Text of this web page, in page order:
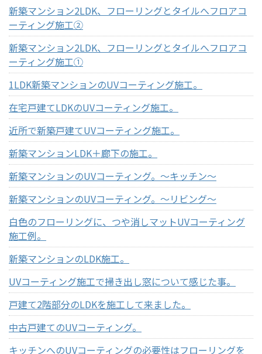
新築マンション2LDK、フローリングとタイルへフロアコ
ーティング施工②
新築マンション2LDK、フローリングとタイルへフロアコ
ーティング施工①
1LDK新築マンションのUVコーティング施工。
在宅戸建てLDKのUVコーティング施工。
近所で新築戸建てUVコーティング施工。
新築マンションLDK＋廊下の施工。
新築マンションのUVコーティング。～キッチン～
新築マンションのUVコーティング。～リビング～
白色のフローリングに、つや消しマットUVコーティング
施工例。
新築マンションのLDK施工。
UVコーティング施工で掃き出し窓について感じた事。
戸建て2階部分のLDKを施工して来ました。
中古戸建てのUVコーティング。
キッチンへのUVコーティングの必要性はフローリングを